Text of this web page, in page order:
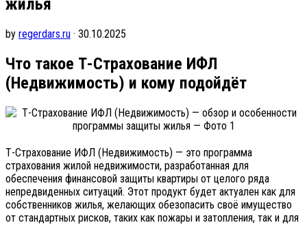
жилья
by regerdars.ru · 30.10.2025
Что такое Т-Страхование ИФЛ
(Недвижимость) и кому подойдёт
Т-Страхование ИФЛ (Недвижимость) — это программа
страхования жилой недвижимости, разработанная для
обеспечения финансовой защиты квартиры от целого ряда
непредвиденных ситуаций. Этот продукт будет актуален как для
собственников жилья, желающих обезопасить своё имущество
от стандартных рисков, таких как пожары и затопления, так и для